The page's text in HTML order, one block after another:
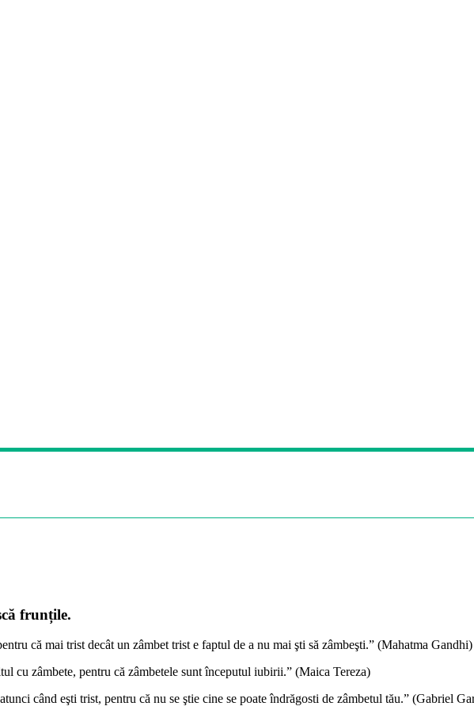
frunțile.
că mai trist decât un zâmbet trist e faptul de a nu mai şti să zâmbeşti.” (Mahatma Gandhi)
cu zâmbete, pentru că zâmbetele sunt începutul iubirii.” (Maica Tereza)
când eşti trist, pentru că nu se ştie cine se poate îndrăgosti de zâmbetul tău.” (Gabriel